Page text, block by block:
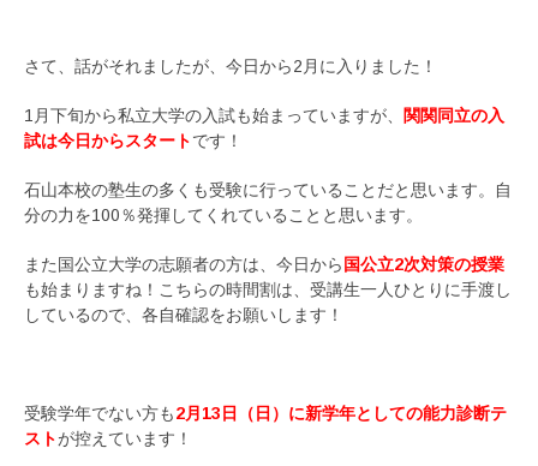
さて、話がそれましたが、今日から2月に入りました！
1月下旬から私立大学の入試も始まっていますが、
関関同立の入
試は今日からスタートです！
石山本校の塾生の多くも受験に行っていることだと思います。自
分の力を100％発揮してくれていることと思います。
また国公立大学の志願者の方は、今日から 国公立2次対策の授業
も始まりますね！こちらの時間割は、受講生一人ひとりに手渡し
しているので、各自確認をお願いします！
受験学年でない方も2月13日（日）に新学年としての能力診断テ
ストが控えています！